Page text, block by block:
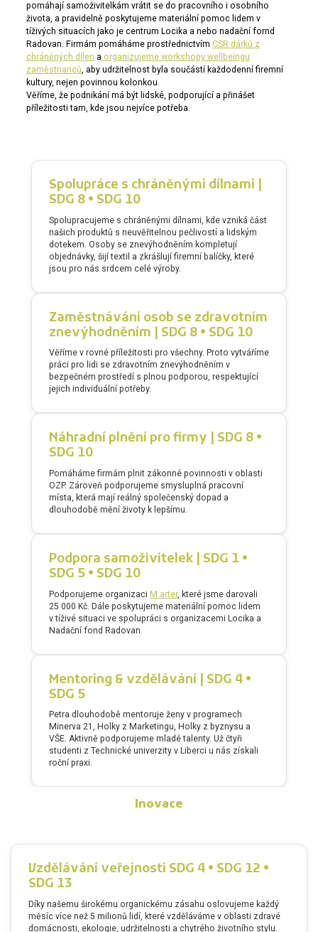
pomáhají samoživitelkám vrátit se do pracovního i osobního
života, a pravidelně poskytujeme materiální pomoc lidem v
tíživých situacích jako je centrum Locika a nebo nadační fornd
Radovan. Firmám pomáháme prostřednictvím CSR dárků z
chráněných dílen a organizujeme workshopy wellbeingu
zaměstnanců, aby udržitelnost byla součástí každodenní firemní
kultury, nejen povinnou kolonkou.
Věříme, že podnikání má být lidské, podporující a přinášet
příležitosti tam, kde jsou nejvíce potřeba.
Spolupráce s chráněnými dílnami |
SDG 8 • SDG 10
Spolupracujeme s chráněnými dílnami, kde vzniká část
našich produktů s neuvěřitelnou pečlivostí a lidským
dotekem. Osoby se znevýhodněním kompletují
objednávky, šijí textil a zkrášlují firemní balíčky, které
jsou pro nás srdcem celé výroby.
Zaměstnávání osob se zdravotním
znevýhodněním | SDG 8 • SDG 10
Věříme v rovné příležitosti pro všechny. Proto vytváříme
práci pro lidi se zdravotním znevýhodněním v
bezpečném prostředí s plnou podporou, respektující
jejich individuální potřeby.
Náhradní plnění pro firmy | SDG 8 •
SDG 10
Pomáháme firmám plnit zákonné povinnosti v oblasti
OZP. Zároveň podporujeme smysluplná pracovní
místa, která mají reálný společenský dopad a
dlouhodobě mění životy k lepšímu.
Podpora samoživitelek | SDG 1 •
SDG 5 • SDG 10
Podporujeme organizaci M.arter, které jsme darovali
25 000 Kč. Dále poskytujeme materiální pomoc lidem
v tíživé situaci ve spolupráci s organizacemi Locika a
Nadační fond Radovan.
Mentoring & vzdělávání | SDG 4 •
SDG 5
Petra dlouhodobě mentoruje ženy v programech
Minerva 21, Holky z Marketingu, Holky z byznysu a
VŠE. Aktivně podporujeme mladé talenty. Už čtyři
studenti z Technické univerzity v Liberci u nás získali
roční praxi.
Inovace
Vzdělávání veřejnosti SDG 4 • SDG 12 •
SDG 13
Díky našemu širokému organickému zásahu oslovujeme každý
měsíc více než 5 milionů lidí, které vzděláváme v oblasti zdravé
domácnosti, ekologie, udržitelnosti a chytrého životního stylu.